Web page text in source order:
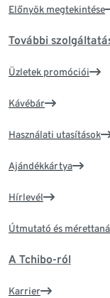
Előnyök megtekintése
További
Üzletek promóciói
Kávébár
Használati utasítások
Ajándékkártya
Hírlevél
Útmutató és
A Tchibo-ról
Karrier